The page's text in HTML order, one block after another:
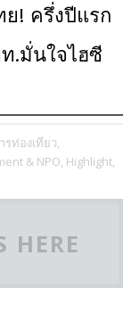
ย! ครึ่งปีแรก
.มั่นใจไฮซี
รท่องเที่ยว,
& NPO, Highlight,
HERE